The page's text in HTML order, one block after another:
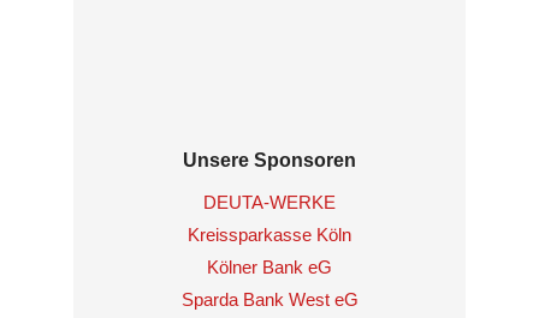
Unsere Sponsoren
DEUTA-WERKE
Kreissparkasse Köln
Kölner Bank eG
Sparda Bank West eG